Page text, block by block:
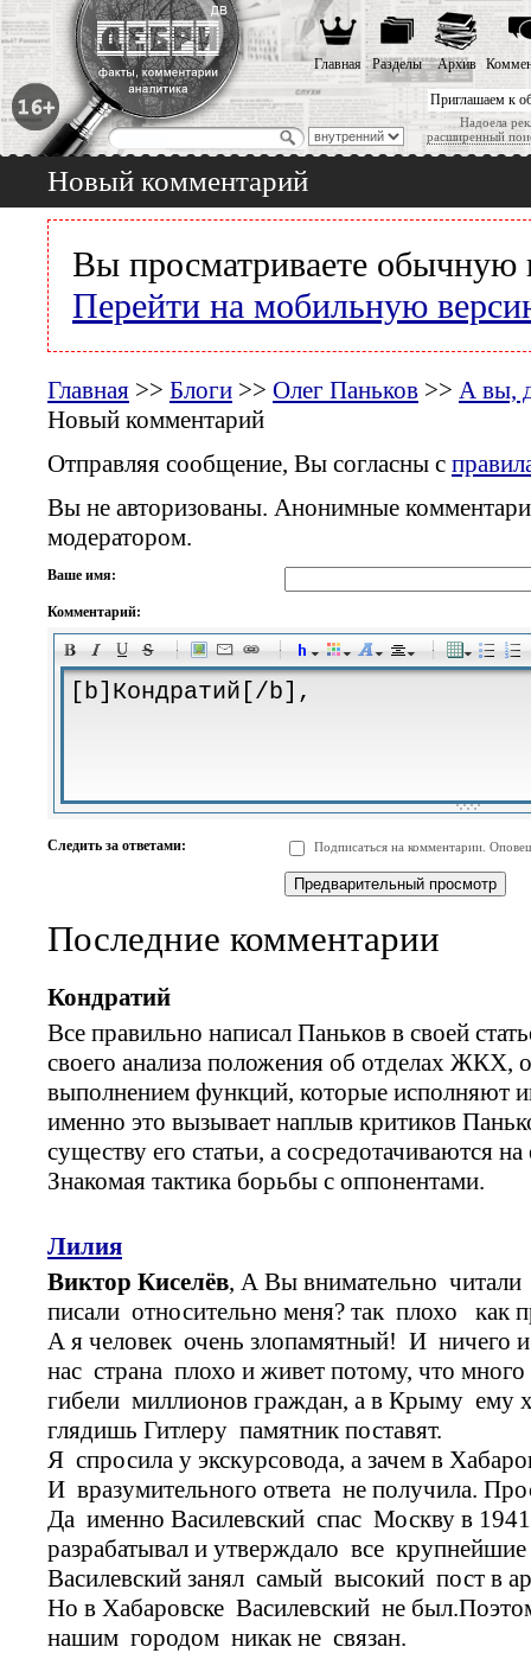
Приглашаем к
Надоела
расширенный
Главная Разделы Архив
Новый комментарий
Вы просматриваете обычную
Перейти на мобильную
Главная >> Блоги >> Олег Паньков >> А вы,
Новый комментарий
Отправляя сообщение, Вы согласны с
Вы не авторизованы. Анонимные
модератором.
Ваше имя:
Комментарий:
-
-
-
-
-
-
-
-
-
-
-
-
-
-
-
-
-
Следить за ответами: Подписаться на комментарии.
Последние комментарии
Кондратий
Все правильно написал Паньков в своей
своего анализа положения об отделах ЖКХ,
выполнением функций, которые исполняют
именно это вызывает наплыв критиков
существу его статьи, а сосредотачиваются
Знакомая тактика борьбы с оппонентами.
Лилия
Виктор Киселёв, А Вы внимательно читали
писали относительно меня? так плохо как
А я человек очень злопамятный! И ничего
нас страна плохо и живет потому, что
гибели миллионов граждан, а в Крыму ему
глядишь Гитлеру памятник поставят.
Я спросила у экскурсовода, а зачем в
И вразумительного ответа не получила.
Да именно Василевский спас Москву в
разрабатывал и утверждало все
Василевский занял самый высокий пост в
Но в Хабаровске Василевский не
нашим городом никак не связан.